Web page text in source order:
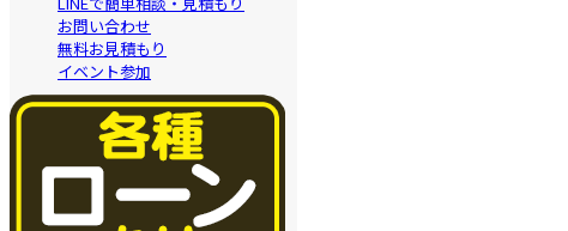
お問い合わせ
無料お見積もり
イベント参加